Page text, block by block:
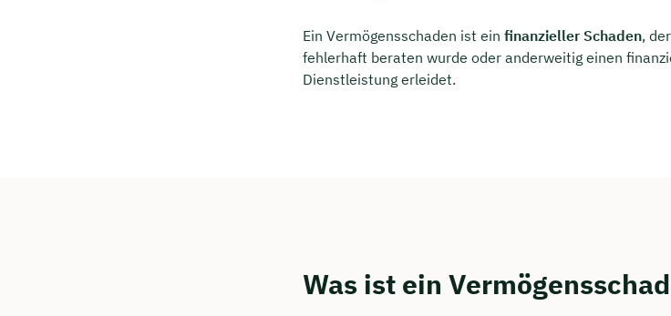
Ein Vermögensschaden ist ein finanzieller Schaden,
fehlerhaft beraten wurde oder anderweitig einen
Dienstleistung erleidet.
Was ist ein